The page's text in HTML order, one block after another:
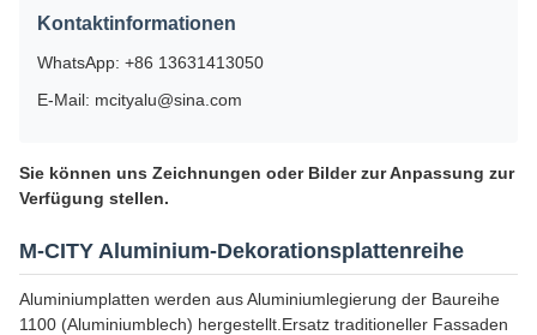
Kontaktinformationen
WhatsApp: +86 13631413050
E-Mail: mcityalu@sina.com
Sie können uns Zeichnungen oder Bilder zur Anpassung zur
Verfügung stellen.
M-CITY Aluminium-Dekorationsplattenreihe
Aluminiumplatten werden aus Aluminiumlegierung der Baureihe
1100 (Aluminiumblech) hergestellt.Ersatz traditioneller Fassaden